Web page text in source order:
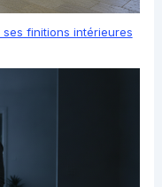
finitions intérieures